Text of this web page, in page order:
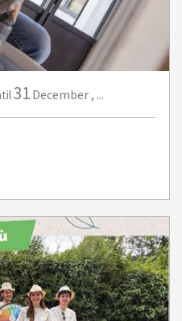
31 December, ...